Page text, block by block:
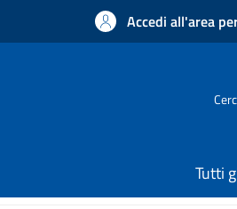
Accedi all'area
Tutti